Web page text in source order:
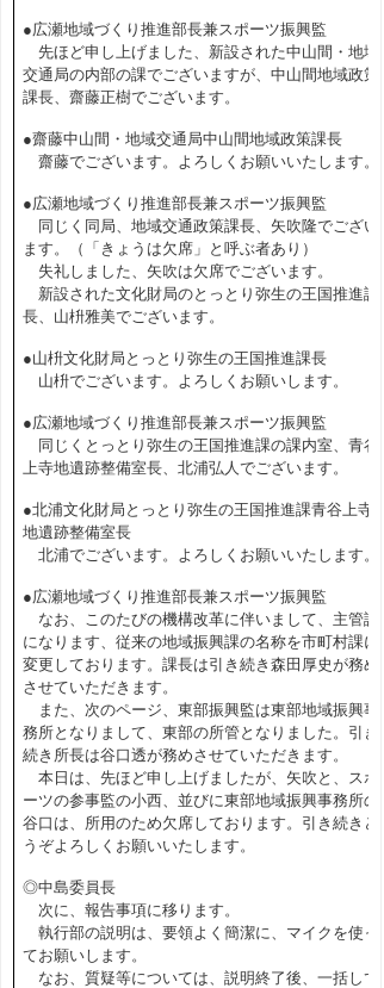
●広瀬地域づくり推進部長兼スポーツ振興監
先ほど申し上げました、新設された中山間・地域
交通局の内部の課でございますが、中山間地域政策
課長、齋藤正樹でございます。
●齋藤中山間・地域交通局中山間地域政策課長
齋藤でございます。よろしくお願いいたします。
●広瀬地域づくり推進部長兼スポーツ振興監
同じく同局、地域交通政策課長、矢吹隆でござい
ます。（「きょうは欠席」と呼ぶ者あり）
失礼しました、矢吹は欠席でございます。
新設された文化財局のとっとり弥生の王国推進課
長、山枡雅美でございます。
●山枡文化財局とっとり弥生の王国推進課長
山枡でございます。よろしくお願いします。
●広瀬地域づくり推進部長兼スポーツ振興監
同じくとっとり弥生の王国推進課の課内室、青谷
上寺地遺跡整備室長、北浦弘人でございます。
●北浦文化財局とっとり弥生の王国推進課青谷上寺
地遺跡整備室長
北浦でございます。よろしくお願いいたします。
●広瀬地域づくり推進部長兼スポーツ振興監
なお、このたびの機構改革に伴いまして、主管課
になります、従来の地域振興課の名称を市町村課に
変更しております。課長は引き続き森田厚史が務め
させていただきます。
また、次のページ、東部振興監は東部地域振興事
務所となりまして、東部の所管となりました。引き
続き所長は谷口透が務めさせていただきます。
本日は、先ほど申し上げましたが、矢吹と、スポ
ーツの参事監の小西、並びに東部地域振興事務所の
谷口は、所用のため欠席しております。引き続きど
うぞよろしくお願いいたします。
◎中島委員長
次に、報告事項に移ります。
執行部の説明は、要領よく簡潔に、マイクを使っ
てお願いします。
なお、質疑等については、説明終了後、一括して